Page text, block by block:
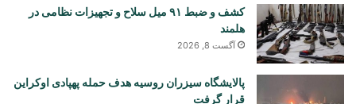
کشف و ضبط ۹۱ میل سلاح و تجهیزات نظامی در
هلمند
آگست 8, 2026
پالایشگاه سیزران روسیه هدف حمله پهپادی اوکراین
قرار گرفت